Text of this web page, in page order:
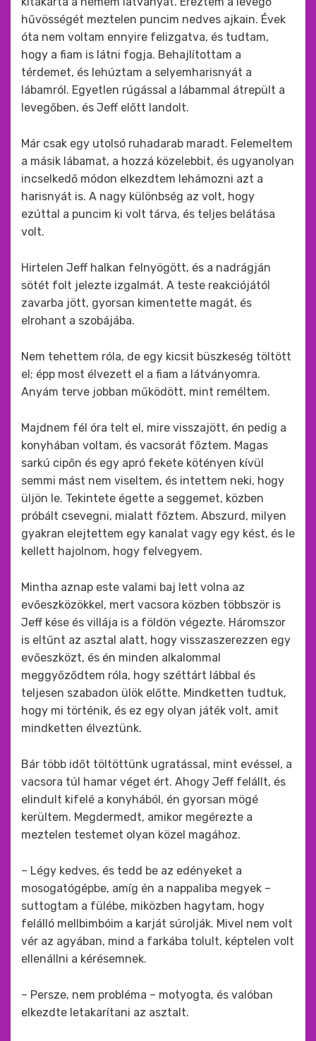
hűvösségét meztelen puncim nedves ajkain. Évek
óta nem voltam ennyire felizgatva, és tudtam,
hogy a fiam is látni fogja. Behajlítottam a
térdemet, és lehúztam a selyemharisnyát a
lábamról. Egyetlen rúgással a lábammal átrepült a
levegőben, és Jeff előtt landolt.
Már csak egy utolsó ruhadarab maradt. Felemeltem
a másik lábamat, a hozzá közelebbit, és ugyanolyan
incselkedő módon elkezdtem lehámozni azt a
harisnyát is. A nagy különbség az volt, hogy
ezúttal a puncim ki volt tárva, és teljes belátása
volt.
Hirtelen Jeff halkan felnyögött, és a nadrágján
sötét folt jelezte izgalmát. A teste reakciójától
zavarba jött, gyorsan kimentette magát, és
elrohant a szobájába.
Nem tehettem róla, de egy kicsit büszkeség töltött
el; épp most élvezett el a fiam a látványomra.
Anyám terve jobban működött, mint reméltem.
Majdnem fél óra telt el, mire visszajött, én pedig a
konyhában voltam, és vacsorát főztem. Magas
sarkú cipőn és egy apró fekete kötényen kívül
semmi mást nem viseltem, és intettem neki, hogy
üljön le. Tekintete égette a seggemet, közben
próbált csevegni, mialatt főztem. Abszurd, milyen
gyakran elejtettem egy kanalat vagy egy kést, és le
kellett hajolnom, hogy felvegyem.
Mintha aznap este valami baj lett volna az
evőeszközökkel, mert vacsora közben többször is
Jeff kése és villája is a földön végezte. Háromszor
is eltűnt az asztal alatt, hogy visszaszerezzen egy
evőeszközt, és én minden alkalommal
meggyőződtem róla, hogy széttárt lábbal és
teljesen szabadon ülök előtte. Mindketten tudtuk,
hogy mi történik, és ez egy olyan játék volt, amit
mindketten élveztünk.
Bár több időt töltöttünk ugratással, mint evéssel, a
vacsora túl hamar véget ért. Ahogy Jeff felállt, és
elindult kifelé a konyhából, én gyorsan mögé
kerültem. Megdermedt, amikor megérezte a
meztelen testemet olyan közel magához.
– Légy kedves, és tedd be az edényeket a
mosogatógépbe, amíg én a nappaliba megyek –
suttogtam a fülébe, miközben hagytam, hogy
felálló mellbimbóim a karját súrolják. Mivel nem volt
vér az agyában, mind a farkába tolult, képtelen volt
ellenállni a kérésemnek.
– Persze, nem probléma – motyogta, és valóban
elkezdte letakarítani az asztalt.